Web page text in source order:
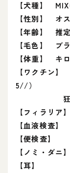
【犬種】
【性別】 オ
【年齢】 推
【毛色】 ブ
【体重】 キロ
【ワクチン
5//）
狂犬病予
【フィラリア】
【血液検査】
【便検査】
【ノミ・ダニ
【耳】